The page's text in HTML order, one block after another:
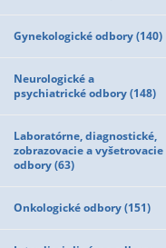
Gynekologické odbory (140)
Neurologické a
psychiatrické odbory (148)
Laboratórne, diagnostické,
zobrazovacie a vyšetrovacie
odbory (63)
Onkologické odbory (151)